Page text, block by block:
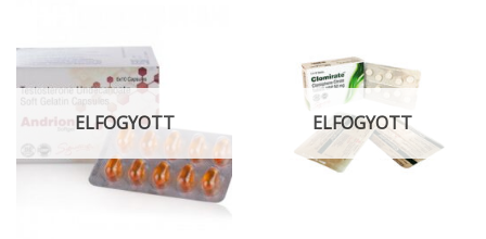
ELFOGYOTT ELFOGYOTT